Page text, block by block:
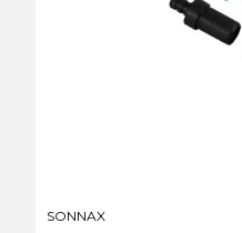
PRODUCENT
SONNAX